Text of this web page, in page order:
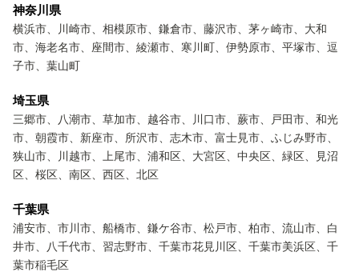
神奈川県
横浜市、川崎市、相模原市、鎌倉市、藤沢市、茅ヶ崎市、大和
市、海老名市、座間市、綾瀬市、寒川町、伊勢原市、平塚市、逗
子市、葉山町
埼玉県
三郷市、八潮市、草加市、越谷市、川口市、蕨市、戸田市、和光
市、朝霞市、新座市、所沢市、志木市、富士見市、ふじみ野市、
狭山市、川越市、上尾市、浦和区、大宮区、中央区、緑区、見沼
区、桜区、南区、西区、北区
千葉県
浦安市、市川市、船橋市、鎌ケ谷市、松戸市、柏市、流山市、白
井市、八千代市、習志野市、千葉市花見川区、千葉市美浜区、千
葉市稲毛区